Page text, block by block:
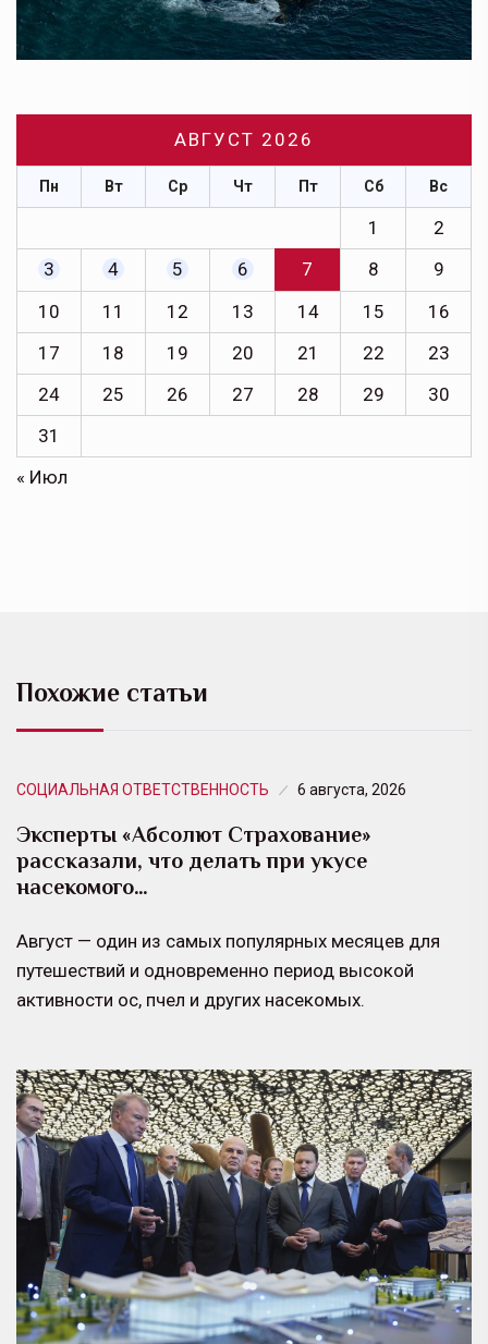
АВГУСТ 2026
Пн Вт Ср Чт Пт Сб Вс
1
2
3
4 5 6 7 8
9
10
11 12 13 14 15
16
17
18 19 20 21 22
23
24
25 26 27 28 29
30
31
« Июл
Похожие статьи
СОЦИАЛЬНАЯ ОТВЕТСТВЕННОСТЬ 6 августа, 2026
Эксперты «Абсолют Страхование»
рассказали, что делать при укусе
насекомого…
Август — один из самых популярных месяцев для
путешествий и одновременно период высокой
активности ос, пчел и других насекомых.